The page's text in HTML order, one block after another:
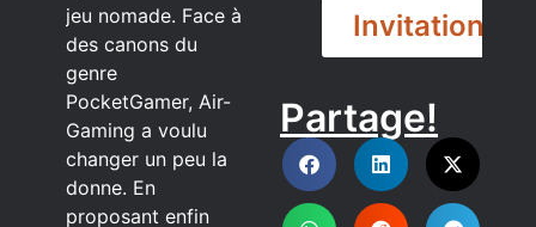
jeu nomade. Face à
des canons du
genre
PocketGamer, Air-
Gaming a voulu
changer un peu la
donne. En
proposant enfin
Invitation
DISCORD
Partage!